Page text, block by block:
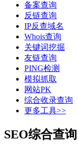
备案查询
反链查询
IP反查域名
Whois查询
关键词挖掘
友链查询
PING检测
模拟抓取
网站PK
综合收录查询
更多工具>>
SEO综合查询